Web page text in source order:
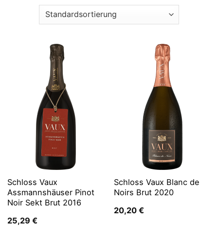
Schloss Vaux
Assmannshäuser Pinot
Noir Sekt Brut 2016
25,29 €
Schloss Vaux Blanc de
Noirs Brut 2020
20,20 €